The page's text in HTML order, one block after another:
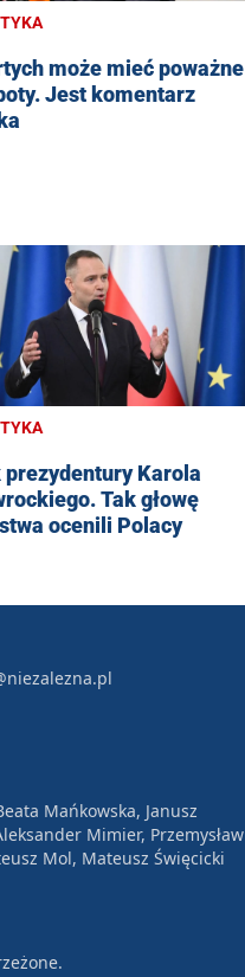
może mieć poważne
Jest komentarz
prezydentury Karola
Tak głowę
ocenili Polacy
Mańkowska, Janusz
Mimier, Przemysław
Mol, Mateusz Święcicki